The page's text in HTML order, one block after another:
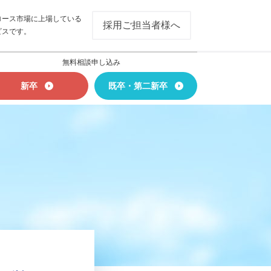
ス市場に上場している
です。
採用ご担当者様へ
無料相談申し込み
新卒 既卒・第二新卒